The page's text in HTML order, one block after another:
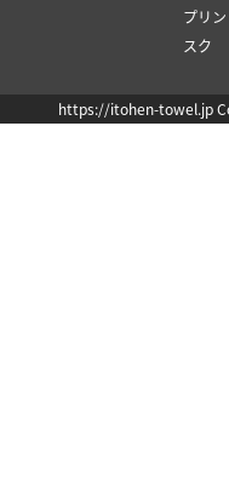
プリ
スク
https://itohen-towel.jp